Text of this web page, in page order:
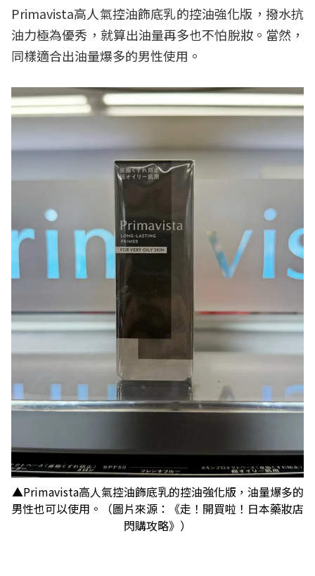
Primavista高人氣控油飾底乳的控油強化版，撥水抗
油力極為優秀，就算出油量再多也不怕脫妝。當然，
同樣適合出油量爆多的男性使用。
▲Primavista高人氣控油飾底乳的控油強化版，油量爆多的
男性也可以使用。（圖片來源：《走！開買啦！日本藥妝店
閃購攻略》）